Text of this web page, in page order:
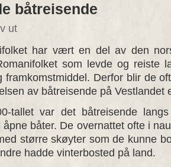
båtreisende
ut
har vært en del av den
som levde og reiste
framkomstmiddel. Derfor blir de
av båtreisende på Vestlandet
tallet var det båtreisende
båter. De overnattet ofte i
større skøyter som de kunne
hadde vinterbosted på land.